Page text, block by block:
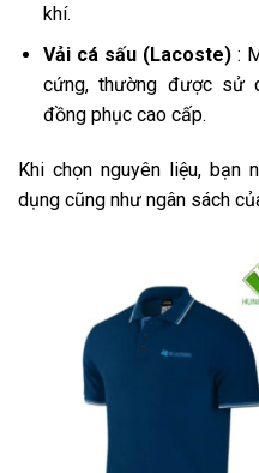
khí.
Vải cá sấu (Lacoste) :
cứng, thường được sử
đồng phục cao cấp.
Khi chọn nguyên liệu, bạn
dụng cũng như ngân sách